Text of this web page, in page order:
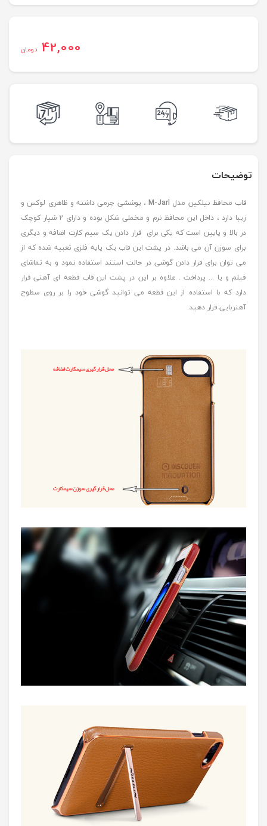
42,000 تومان
توضیحات
قاب محافظ نیلکین مدل
، پوششی چرمی داشته و ظاهری لوکس و
زیبا دارد ، داخل این محافظ نرم و مخملی شکل بوده و دارای 2 شیار کوچک
در بالا و پایین است که یکی برای قرار دادن یک سیم کارت اضافه و دیگری
برای سوزن آن می باشد. در پشت این قاب یک پایه فلزی تعبیه شده که از
می توان برای قرار دادن گوشی در حالت استند استفاده نمود و به تماشای
فیلم و یا ... پرداخت . علاوه بر این در پشت این قاب قطعه ای آهنی قرار
دارد که با استفاده از این قطعه می توانید گوشی خود را بر روی سطوح
آهنربایی قرار دهید.